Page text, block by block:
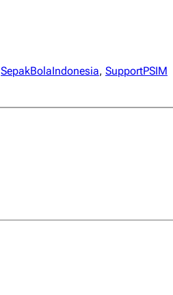
SepakBolaIndonesia, SupportPSIM